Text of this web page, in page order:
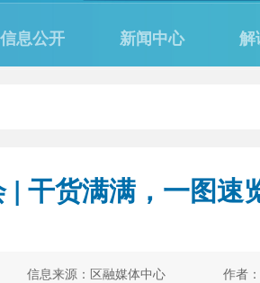
信息公开 新闻中心 解
| 干货满满，一图速
信息来源：区融媒体中心 作者